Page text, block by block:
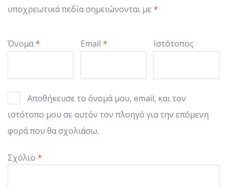
υποχρεωτικά πεδία σημειώνονται με *
Όνομα* Email* Ιστότοπος
Αποθήκευσε το όνομά μου, email, και τον
ιστότοπο μου σε αυτόν τον πλοηγό για την επόμενη
φορά που θα σχολιάσω.
Σχόλιο *